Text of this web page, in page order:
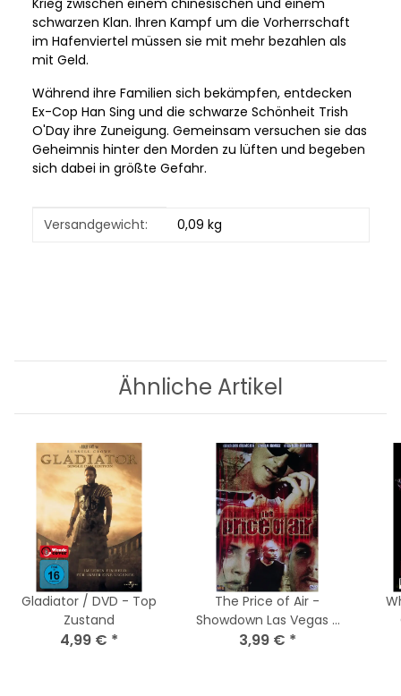
schwarzen Klan. Ihren Kampf um die Vorherrschaft
im Hafenviertel müssen sie mit mehr bezahlen als
mit Geld.
Während ihre Familien sich bekämpfen, entdecken
Ex-Cop Han Sing und die schwarze Schönheit Trish
O'Day ihre Zuneigung. Gemeinsam versuchen sie das
Geheimnis hinter den Morden zu lüften und begeben
sich dabei in größte Gefahr.
Produkteigenschaft
Wert
Versandgewicht: 0,09 kg
Ähnliche Artikel
Gladiator / DVD - Top
Zustand
4,99 € *
The Price of Air -
Showdown Las Vegas -
Michael Madsen / DVD
3,99 € *